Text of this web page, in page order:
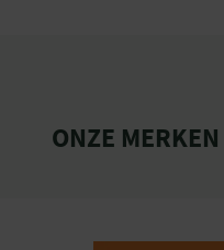
ONZE MERKEN